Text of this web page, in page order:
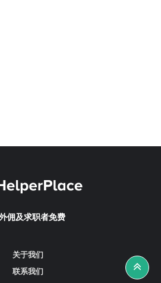
佣及求职者免费
关于我们
联系我们